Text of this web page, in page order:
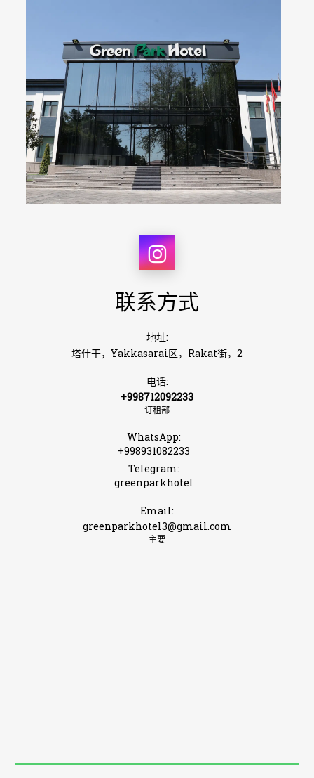
联系方式
地址:
塔什干，Yakkasarai区，Rakat街，2
电话:
+998712092233
订租部
WhatsApp:
+998931082233
Telegram:
greenparkhotel
Email:
greenparkhotel3@gmail.com
主要